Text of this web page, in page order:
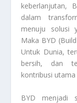
keberlanjutan,
dalam
menuju solusi
Maka BYD
Untuk Dunia,
bersih, dan
kontribusi
BYD menjadi